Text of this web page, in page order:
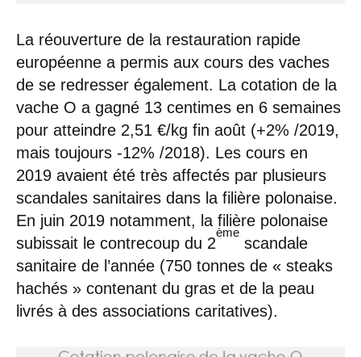
La réouverture de la restauration rapide
européenne a permis aux cours des vaches
de se redresser également. La cotation de la
vache O a gagné 13 centimes en 6 semaines
pour atteindre 2,51 €/kg fin août (+2% /2019,
mais toujours -12% /2018). Les cours en
2019 avaient été très affectés par plusieurs
scandales sanitaires dans la filière polonaise.
En juin 2019 notamment, la filière polonaise
subissait le contrecoup du 2
ème
scandale
sanitaire de l’année (750 tonnes de « steaks
hachés » contenant du gras et de la peau
livrés à des associations caritatives).